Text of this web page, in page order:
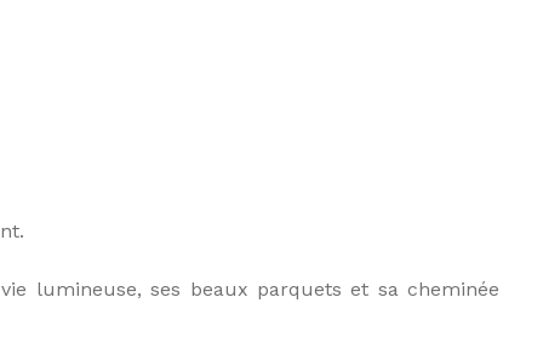
lumineuse, ses beaux parquets et sa cheminée